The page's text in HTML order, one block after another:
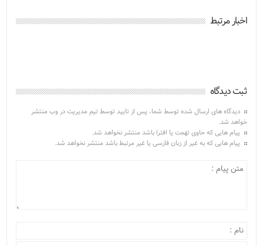
اخبار مرتبط
ثبت دیدگاه
دیدگاه های ارسال شده توسط شما، پس از تایید توسط تیم مدیریت در وب منتشر
خواهد شد.
پیام هایی که حاوی تهمت یا افترا باشد منتشر نخواهد شد.
پیام هایی که به غیر از زبان فارسی یا غیر مرتبط باشد منتشر نخواهد شد.